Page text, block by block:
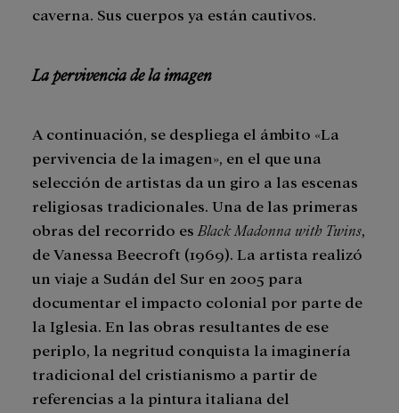
caverna. Sus cuerpos ya están cautivos.
La pervivencia de la imagen
A continuación, se despliega el ámbito «La
pervivencia de la imagen», en el que una
selección de artistas da un giro a las escenas
religiosas tradicionales. Una de las primeras
obras del recorrido es Black Madonna with Twins
de Vanessa Beecroft (1969). La artista realizó
un viaje a Sudán del Sur en 2005 para
documentar el impacto colonial por parte de
la Iglesia. En las obras resultantes de ese
periplo, la negritud conquista la imaginería
tradicional del cristianismo a partir de
referencias a la pintura italiana del